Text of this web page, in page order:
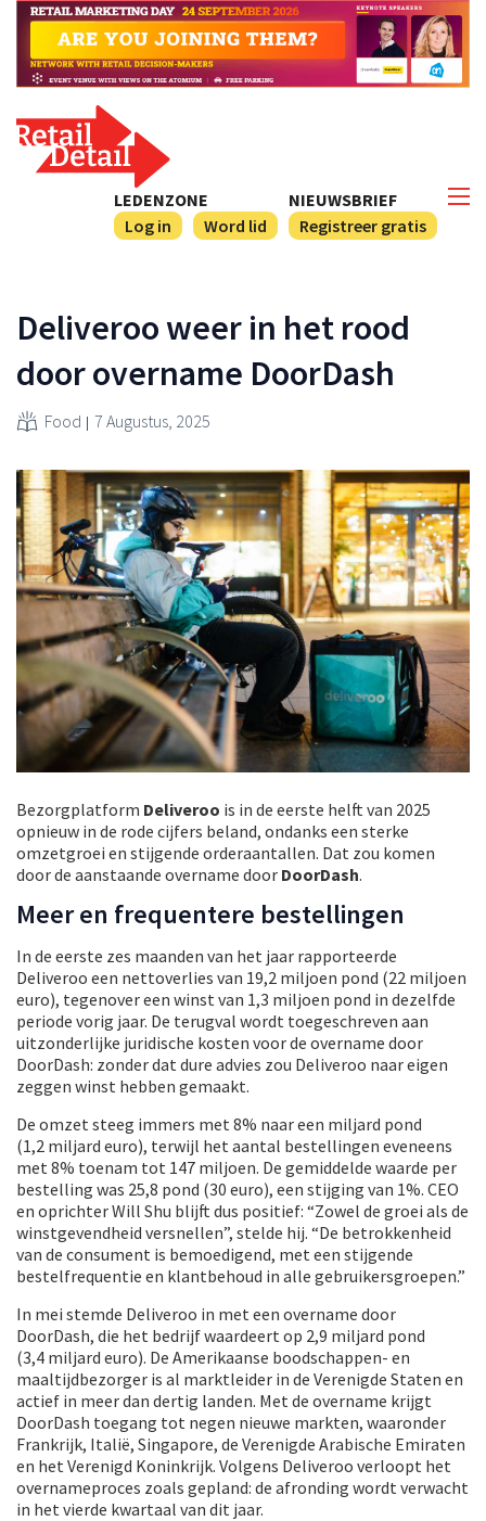
NIEUWSBRIEF
Registreer gratis
LEDENZONE
Log in
Word lid
Deliveroo weer in het rood
door overname DoorDash
Food 7 Augustus, 2025
Bezorgplatform Deliveroo is in de eerste helft van 2025
opnieuw in de rode cijfers beland, ondanks een sterke
omzetgroei en stijgende orderaantallen. Dat zou komen
door de aanstaande overname door DoorDash.
Meer en frequentere bestellingen
In de eerste zes maanden van het jaar rapporteerde
Deliveroo een nettoverlies van 19,2 miljoen pond (22 miljoen
euro), tegenover een winst van 1,3 miljoen pond in dezelfde
periode vorig jaar. De terugval wordt toegeschreven aan
uitzonderlijke juridische kosten voor de overname door
DoorDash: zonder dat dure advies zou Deliveroo naar eigen
zeggen winst hebben gemaakt.
De omzet steeg immers met 8% naar een miljard pond
(1,2 miljard euro), terwijl het aantal bestellingen eveneens
met 8% toenam tot 147 miljoen. De gemiddelde waarde per
bestelling was 25,8 pond (30 euro), een stijging van 1%. CEO
en oprichter Will Shu blijft dus positief: “Zowel de groei als de
winstgevendheid versnellen”, stelde hij. “De betrokkenheid
van de consument is bemoedigend, met een stijgende
bestel­frequentie en klantbehoud in alle gebruikersgroepen.”
In mei stemde Deliveroo in met een overname door
DoorDash, die het bedrijf waardeert op 2,9 miljard pond
(3,4 miljard euro). De Amerikaanse boodschappen- en
maaltijdbezorger is al marktleider in de Verenigde Staten en
actief in meer dan dertig landen. Met de overname krijgt
DoorDash toegang tot negen nieuwe markten, waaronder
Frankrijk, Italië, Singapore, de Verenigde Arabische Emiraten
en het Verenigd Koninkrijk. Volgens Deliveroo verloopt het
overnameproces zoals gepland: de afronding wordt verwacht
in het vierde kwartaal van dit jaar.